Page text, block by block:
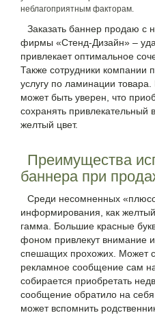
неблагоприятным факторам.
Заказать баннер продаю с
фирмы «Стенд-Дизайн» –
привлекает оптимальное
Также сотрудники компании
услугу по ламинации товара.
может быть уверен, что
сохранять
желтый цвет.
Преимущества
баннера при
Среди несомненных
информирования, как
гамма. Большие красные
фоном привлекут внимание
спешащих прохожих. Может
рекламное сообщение сам
собирается приобретать
сообщение обратило на
может вспомнить